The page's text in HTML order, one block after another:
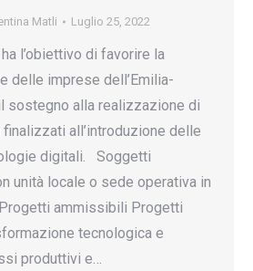
Matli Luglio 25, 2022
l’obiettivo di favorire la
delle imprese dell’Emilia-
sostegno alla realizzazione di
all’introduzione delle
digitali. Soggetti
unità locale o sede operativa in
ammissibili Progetti
tecnologica e
produttivi e…